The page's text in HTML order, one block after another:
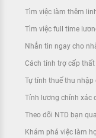
Tìm việc làm thêm
Tìm việc full time
Nhắn tin ngay cho
Cách tính trợ cấp thất
Tự tính thuế thu nhập
Tính lương chính xác
Theo dõi NTD bạn
Khám phá việc làm